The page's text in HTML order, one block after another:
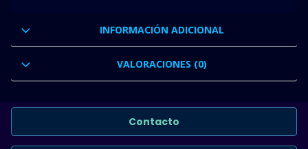
INFORMACIÓN ADICIONAL
VALORACIONES (0)
Contacto